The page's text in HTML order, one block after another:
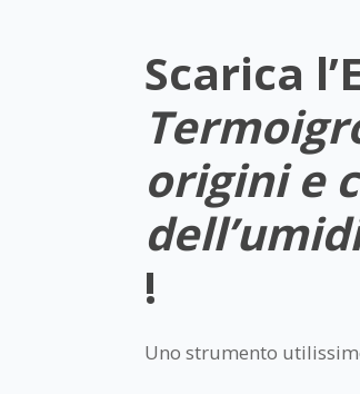
Scarica
origini e
!
Uno strumento